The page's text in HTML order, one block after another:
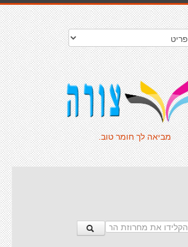
מביאה לך חומר טוב.